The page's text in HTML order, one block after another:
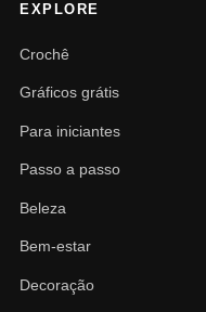
EXPLORE
Crochê
Gráficos grátis
Para iniciantes
Passo a passo
Beleza
Bem-estar
Decoração